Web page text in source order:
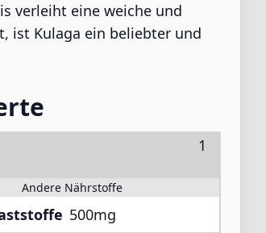
verleiht eine weiche und
ist Kulaga ein beliebter und
Andere Nährstoffe
500mg